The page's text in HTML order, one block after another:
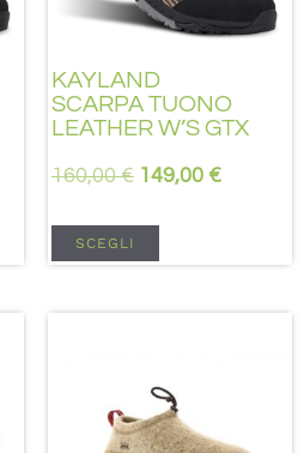
KAYLAND
SCARPA TUONO
LEATHER W’S GTX
160,00€ 149,00 €
SCEGLI